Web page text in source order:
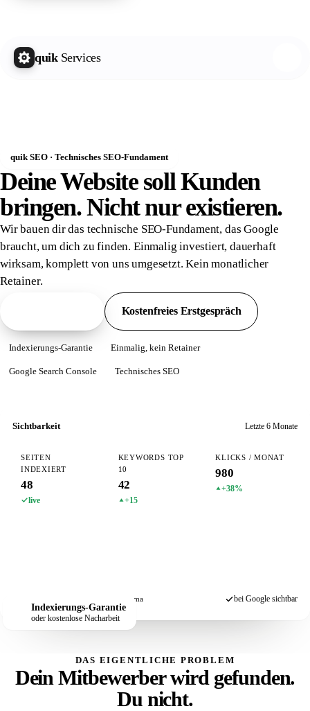
quik Services
quik SEO · Technisches SEO-Fundament
Deine Website soll Kunden
bringen. Nicht nurexistieren.
Wir bauen dir das technische SEO-Fundament, das Google
braucht, um dich zu finden. Einmalig investiert, dauerhaft
wirksam, komplett von uns umgesetzt. Kein monatlicher
Retainer.
Kostenfreies Erstgespräch
Indexierungs-Garantie Einmalig, kein Retainer
Google Search Console Technisches SEO
Sichtbarkeit Letzte 6 Monate
SEITEN
INDEXIERT
48
live
KEYWORDS TOP
10
42
+15
KLICKS / MONAT
980
+38%
Schema bei Google sichtbar
Indexierungs-Garantie
oder kostenlose Nacharbeit
DAS EIGENTLICHE PROBLEM
Dein Mitbewerber wird gefunden.
Du nicht.